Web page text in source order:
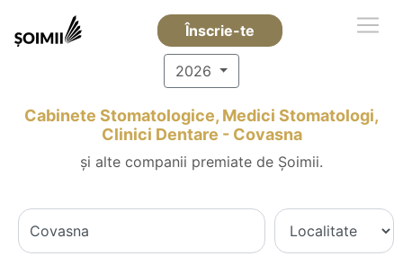
Înscrie-te
2026
Cabinete Stomatologice, Medici Stomatologi,
Clinici Dentare - Covasna
și alte companii premiate de Șoimii.